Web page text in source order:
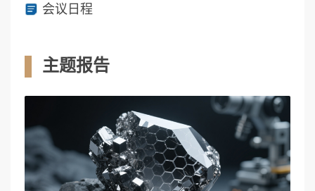
会议日程
主题报告